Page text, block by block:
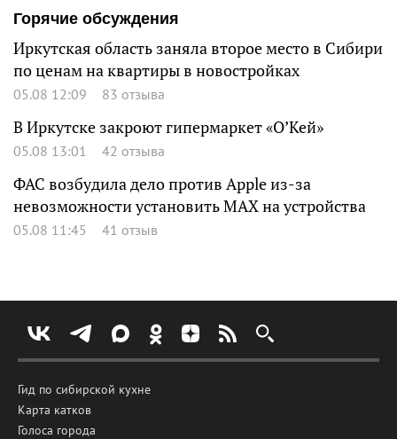
Горячие обсуждения
Иркутская область заняла второе место в Сибири
по ценам на квартиры в новостройках
05.08 12:09 83 отзыва
В Иркутске закроют гипермаркет «О’Кей»
05.08 13:01 42 отзыва
ФАС возбудила дело против Apple из-за
невозможности установить MAX на устройства
05.08 11:45 41 отзыв
Гид по сибирской кухне
Карта катков
Голоса города